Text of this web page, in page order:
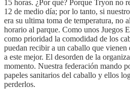
15 horas. ¿Por qué? Porque Tryon no
12 de medio día; por lo tanto, si
era su ultima toma de temperatura, no
horario al parque. Como unos Juegos
como prioridad la comodidad de los
puedan recibir a un caballo que vienen
a este mejor. El desorden de la
momento. Nuestra federación mando
papeles sanitarios del caballo y ellos
perderlos.